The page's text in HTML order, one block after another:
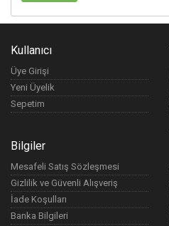
Kullanıcı
Üye Girişi
Yeni Üyelik
Sepetim
Bilgiler
Mesafeli Satış Sözleşmesi
Gizlilik ve Güvenli Alışveriş
İade Koşulları
Banka Bilgileri